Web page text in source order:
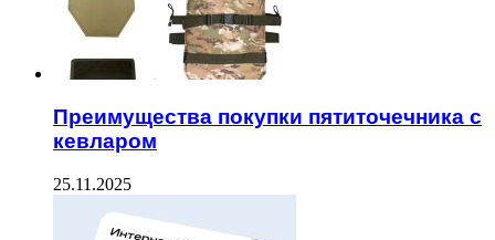
Преимущества покупки пятиточечника с
кевларом
25.11.2025